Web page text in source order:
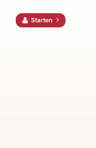
Starten